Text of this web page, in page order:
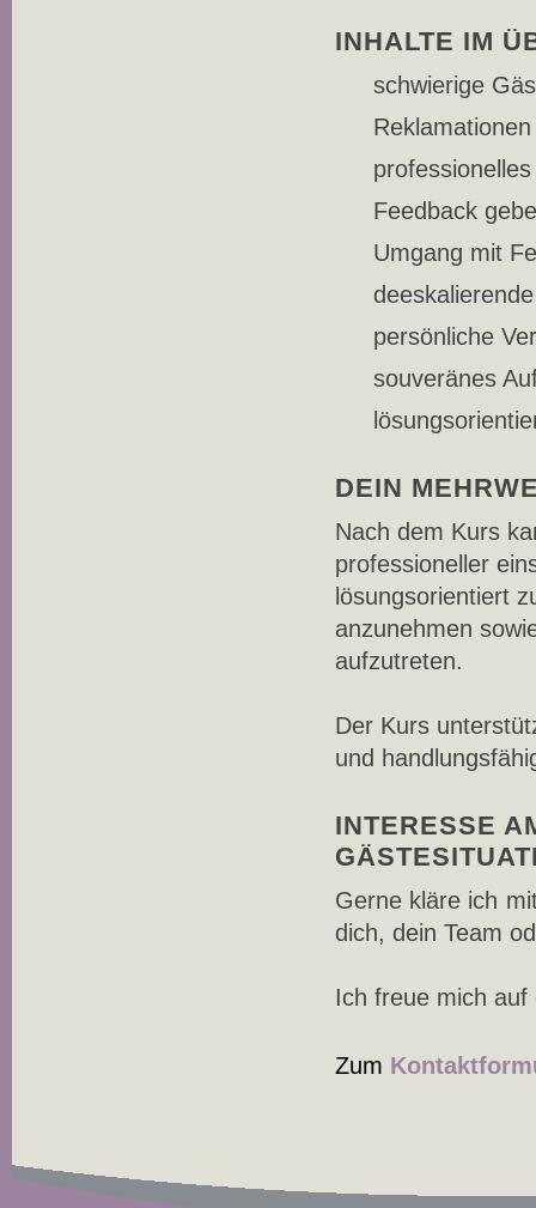
INHALTE IM
schwierige
Feedback
Umgang mit
persönliche
souveränes
DEIN
Nach dem Kurs
professioneller
lösungsorientiert
anzunehmen
aufzutreten.
Der Kurs
und
INTERESSE
Gerne kläre ich
dich, dein Team
Ich freue mich
Zum